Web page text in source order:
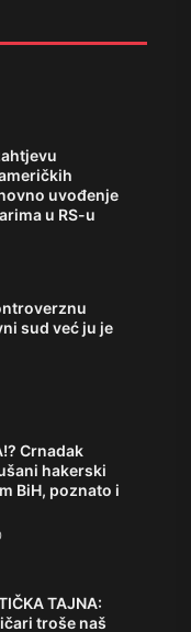
uvođenje
u RS-u
sud već ju je
Crnadak
hakerski
BiH, poznato i
TAJNA:
troše naš